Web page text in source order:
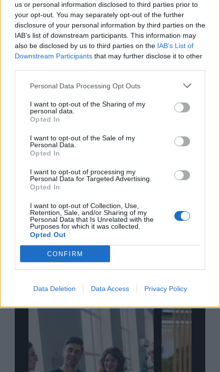
us or personal information disclosed to third parties prior to
your opt-out. You may separately opt-out of the further
disclosure of your personal information by third parties on the
IAB’s list of downstream participants. This information may
also be disclosed by us to third parties on the IAB’s List of
Downstream Participants that may further disclose it to other
Personal Data Processing Opt Outs
I want to opt-out of the Sharing of my
personal data.
Opted In
I want to opt-out of the Sale of my
Personal Data.
Opted In
I want to opt-out of processing my
Personal Data for Targeted Advertising.
Opted In
I want to opt-out of Collection, Use,
Retention, Sale, and/or Sharing of my
Personal Data that Is Unrelated with the
Purposes for which it was collected.
Opted Out
CONFIRM
Data Deletion Data Access Privacy Policy
Η Πειραιώς εντάσσει το IRIS Payments στο
EuroPA, προσφέροντας δωρεάν και άμεσες
διασυνοριακές μεταφορές χρημάτων
Ακολουθήστε το στο Google News
Δείτε όλες τις τελευταίες επιχειρηματικές
Ειδήσειςαπό την Ελλάδα και τον κόσμο στο
Σχολιάστε
... σχόλια